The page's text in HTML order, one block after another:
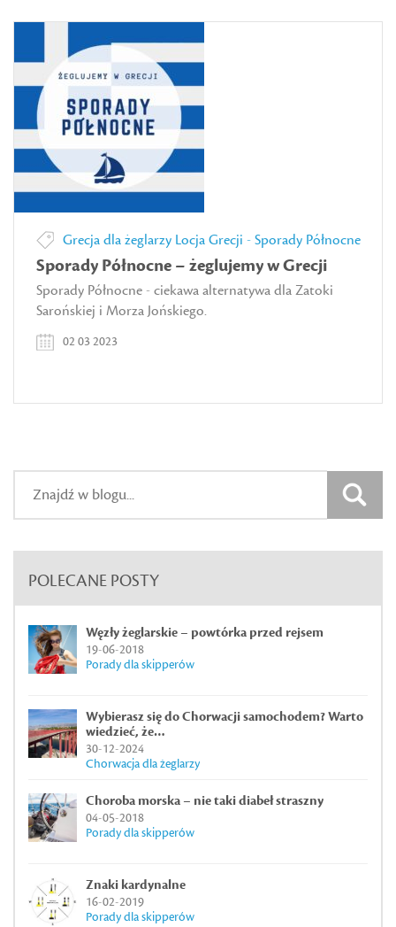
Grecja dla żeglarzy Locja Grecji - Sporady Północne
Sporady Północne – żeglujemy w Grecji
Sporady Północne - ciekawa alternatywa dla Zatoki
Sarońskiej i Morza Jońskiego.
02 03 2023
POLECANE POSTY
Węzły żeglarskie – powtórka przed rejsem
19-06-2018
Porady dla skipperów
Wybierasz się do Chorwacji samochodem? Warto
wiedzieć, że…
30-12-2024
Chorwacja dla żeglarzy
Choroba morska – nie taki diabeł straszny
04-05-2018
Porady dla skipperów
Znaki kardynalne
16-02-2019
Porady dla skipperów